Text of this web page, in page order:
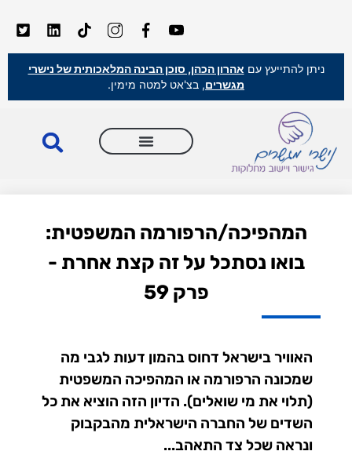
ניתן להתייעץ עם אהרון הכהן, סוכן הבינה המלאכותית של נישרי
מגשרים, בצ'אט למטה מימין.
המהפיכה/הרפורמה המשפטית:
בואו נסתכל על זה קצת אחרת -
פרק 59
האוויר בישראל דחוס בהמון דעות לגבי מה
שמכונה הרפורמה או המהפיכה המשפטית
(תלוי את מי שואלים). הדיון הזה הוציא את כל
השדים של החברה הישראלית מהבקבוק
ונראה שכל צד התאהב...